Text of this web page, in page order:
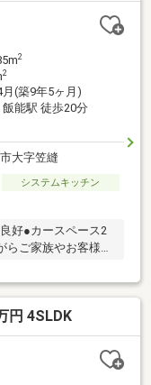
2
2
月(築9年5ヶ月)
能駅 徒歩20分
大字笠縫
システムキッチン
好●カースペース2
ご家族やお客様と
●加治中学校
グストアセキ
円 4SLDK